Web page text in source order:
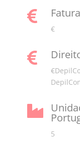

€


5